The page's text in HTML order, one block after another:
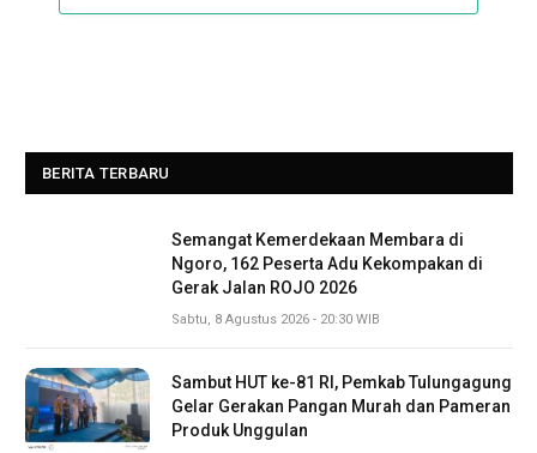
BERITA TERBARU
Semangat Kemerdekaan Membara di
Ngoro, 162 Peserta Adu Kekompakan di
Gerak Jalan ROJO 2026
Sabtu, 8 Agustus 2026 - 20:30 WIB
Sambut HUT ke-81 RI, Pemkab Tulungagung
Gelar Gerakan Pangan Murah dan Pameran
Produk Unggulan